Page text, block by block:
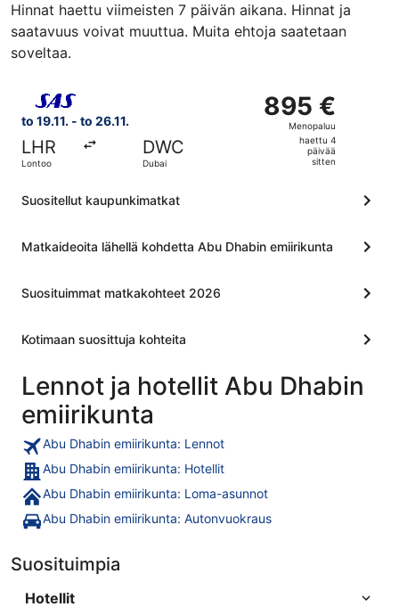
Hinnat haettu viimeisten 7 päivän aikana. Hinnat ja
saatavuus voivat muuttua. Muita ehtoja saatetaan
soveltaa.
to 19.11. - to 26.11.
LHR
Lontoo
DWC
Dubai
895 €
Menopaluu,
haettu
895 €
Menopaluu
haettu 4
päivää
sitten
Valitse lentoyhtiön Scandinavian Airlines lento, lähtö to
Suositellut kaupunkimatkat
Matkaideoita lähellä kohdetta Abu Dhabin emiirikunta
Suosituimmat matkakohteet 2026
Kotimaan suosittuja kohteita
Lennot ja hotellit Abu Dhabin
emiirikunta
Abu Dhabin emiirikunta: Lennot
Abu Dhabin emiirikunta: Hotellit
Abu Dhabin emiirikunta: Loma-asunnot
Abu Dhabin emiirikunta: Autonvuokraus
Suosituimpia
Hotellit